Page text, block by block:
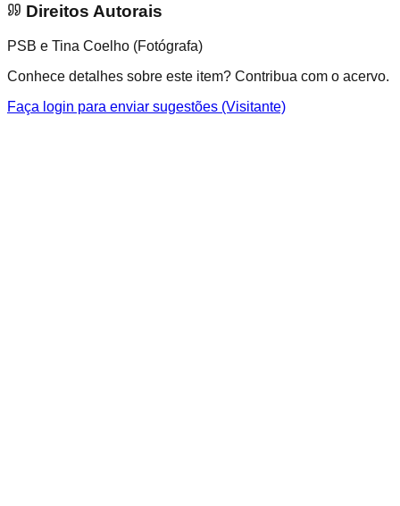
Direitos Autorais
PSB e Tina Coelho (Fotógrafa)
Conhece detalhes sobre este item? Contribua com o acervo.
Faça login para enviar sugestões (Visitante)